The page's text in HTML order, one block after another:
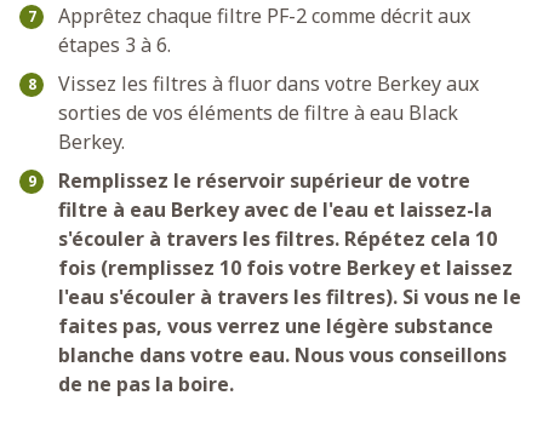
Apprêtez chaque filtre PF-2 comme décrit aux
étapes 3 à 6.
Vissez les filtres à fluor dans votre Berkey aux
sorties de vos éléments de filtre à eau Black
Berkey.
Remplissez le réservoir supérieur de votre
filtre à eau Berkey avec de l'eau et laissez-la
s'écouler à travers les filtres. Répétez cela 10
fois (remplissez 10 fois votre Berkey et laissez
l'eau s'écouler à travers les filtres). Si vous ne le
faites pas, vous verrez une légère substance
blanche dans votre eau. Nous vous conseillons
de ne pas la boire.